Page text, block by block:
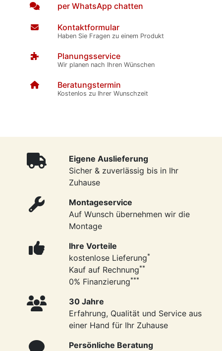
per WhatsApp chatten
Kontaktformular
Haben Sie Fragen zu einem Produkt
Planungsservice
Wir planen nach Ihren Wünschen
Beratungstermin
Kostenlos zu Ihrer Wunschzeit
Eigene Auslieferung
Sicher & zuverlässig bis in Ihr
Zuhause
Montageservice
Auf Wunsch übernehmen wir die
Montage
Ihre Vorteile
kostenlose Lieferung*
Kauf auf Rechnung**
0% Finanzierung***
30 Jahre
Erfahrung, Qualität und Service aus
einer Hand für Ihr Zuhause
Persönliche Beratung